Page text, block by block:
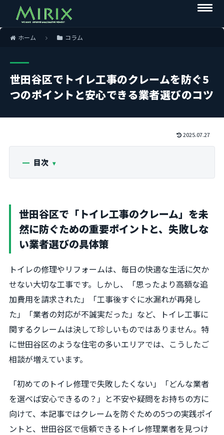
ホーム コラム
世田谷区でトイレ工事のクレームを防ぐ5
つのポイントと安心できる業者選びのコツ
2025.07.27
目次
世田谷区で「トイレ工事のクレーム」を未
然に防ぐための重要ポイントと、失敗しな
い業者選びの具体策
トイレの修理やリフォームは、毎日の快適な生活に欠か
せない大切な工事です。しかし、「思ったより高額な追
加費用を請求された」「工事後すぐに水漏れが再発し
た」「業者の対応が不誠実だった」など、トイレ工事に
関するクレームは決して珍しいものではありません。特
に世田谷区のような住宅の多いエリアでは、こうしたご
相談が増えています。
「初めてのトイレ修理で失敗したくない」「どんな業者
を選べば安心できるの？」と不安や疑問をお持ちの方に
向けて、本記事ではクレームを防ぐための5つの実践ポイ
ントと、世田谷区で信頼できるトイレ修理業者を見つけ